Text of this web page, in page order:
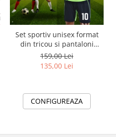
Set sportiv unisex format
din tricou si pantaloni
Fotbal cu nume si numar la
alegere pentru Suporteri și
Jucatori
159,00 Lei
135,00 Lei
CONFIGUREAZA